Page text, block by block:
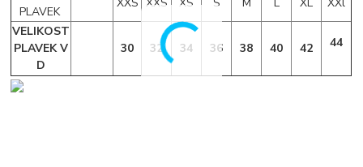
PLAVEK
XXS XXS XS S M L XL
XXl
VELIKOST
PLAVEK V
D
30 32 34 36 38 40 42 44